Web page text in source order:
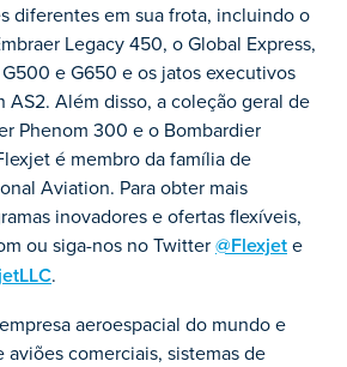
diferentes em sua frota, incluindo o
Legacy 450, o Global Express,
e G650 e os jatos executivos
AS2. Além disso, a coleção geral de
Phenom 300 e o Bombardier
é membro da família de
Aviation. Para obter mais
inovadores e ofertas flexíveis,
ou siga-nos no Twitter@Flexjete
.
aeroespacial do mundo e
comerciais, sistemas de